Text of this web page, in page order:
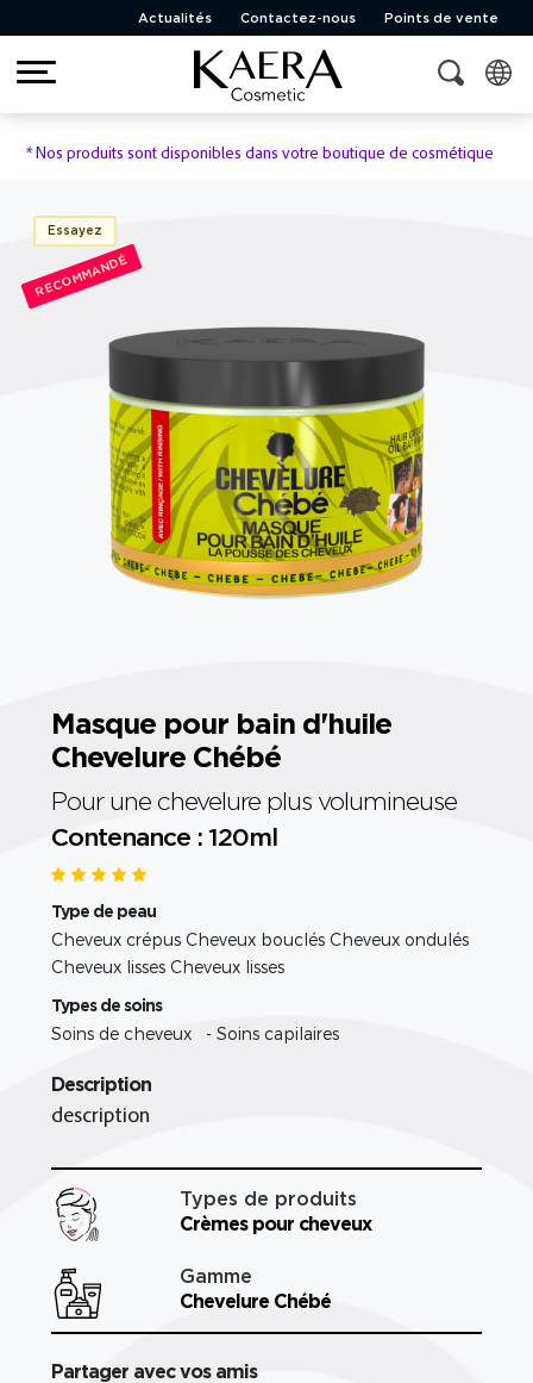
Actualités Contactez-nous Points de vente
*Nos produits sont disponibles dans votre boutique de cosmétique
Essayez
RECOMMANDÉ
Masque pour bain d'huile
Chevelure Chébé
Pour une chevelure plus volumineuse
Contenance : 120ml
Type de peau
Cheveux crépus Cheveux bouclés Cheveux ondulés
Cheveux lisses Cheveux lisses
Types de soins
Soins de cheveux - Soins capilaires
Description
description
Types de produits
Crèmes pour cheveux
Gamme
Chevelure Chébé
Partager avec vos amis